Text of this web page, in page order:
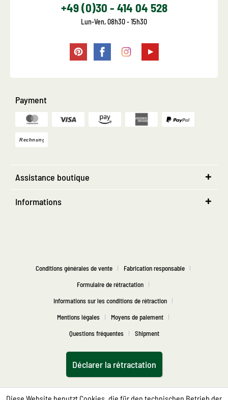
+49 (0)30 - 414 04 528
Lun-Ven, 08h30 - 15h30
Payment
Assistance boutique
Informations
Conditions générales de vente
Fabrication responsable
Formulaire de rétractation
Informations sur les conditions de rétraction
Mentions légales
Moyens de paiement
Questions fréquentes
Shipment
Déclarer la rétractation